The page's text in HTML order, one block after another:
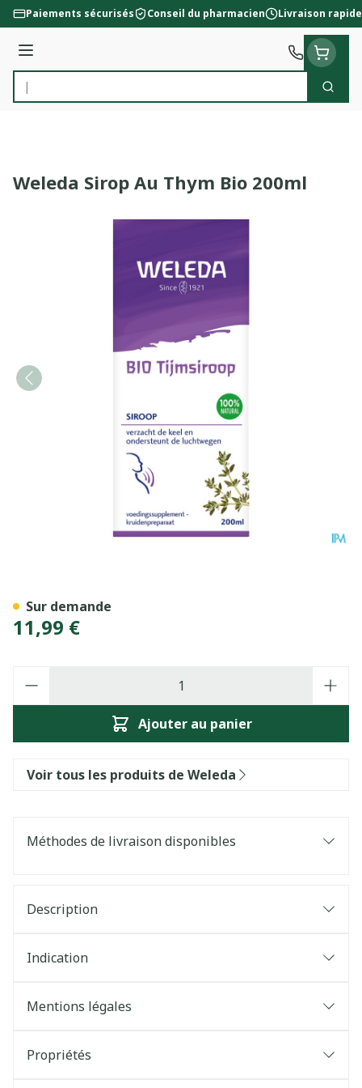
Aller au contenu
Paiements sécurisés Conseil du pharmacien Livraison rapide
Menu
Rechercher
Weleda Sirop Au Thym Bio 200ml
11,99 €
Ajouter au panier
Sur demande
Voir tous les produits de Weleda
Méthodes de livraison disponibles
Description
Indication
Mentions légales
Propriétés